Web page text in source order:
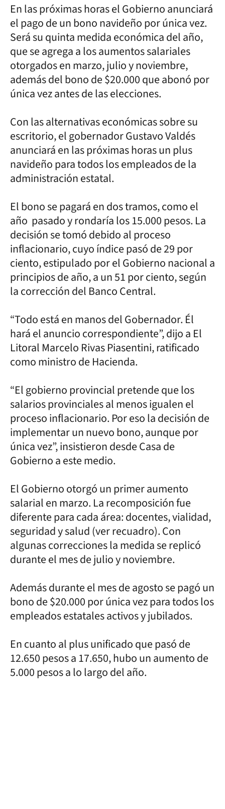
En las próximas horas el Gobierno anunciará
el pago de un bono navideño por única vez.
Será su quinta medida económica del año,
que se agrega a los aumentos salariales
otorgados en marzo, julio y noviembre,
además del bono de $20.000 que abonó por
única vez antes de las elecciones.
Con las alternativas económicas sobre su
escritorio, el gobernador Gustavo Valdés
anunciará en las próximas horas un plus
navideño para todos los empleados de la
administración estatal.
El bono se pagará en dos tramos, como el
año pasado y rondaría los 15.000 pesos. La
decisión se tomó debido al proceso
inflacionario, cuyo índice pasó de 29 por
ciento, estipulado por el Gobierno nacional a
principios de año, a un 51 por ciento, según
la corrección del Banco Central.
“Todo está en manos del Gobernador. Él
hará el anuncio correspondiente”, dijo a El
Litoral Marcelo Rivas Piasentini, ratificado
como ministro de Hacienda.
“El gobierno provincial pretende que los
salarios provinciales al menos igualen el
proceso inflacionario. Por eso la decisión de
implementar un nuevo bono, aunque por
única vez”, insistieron desde Casa de
Gobierno a este medio.
El Gobierno otorgó un primer aumento
salarial en marzo. La recomposición fue
diferente para cada área: docentes, vialidad,
seguridad y salud (ver recuadro). Con
algunas correcciones la medida se replicó
durante el mes de julio y noviembre.
Además durante el mes de agosto se pagó un
bono de $20.000 por única vez para todos los
empleados estatales activos y jubilados.
En cuanto al plus unificado que pasó de
12.650 pesos a 17.650, hubo un aumento de
5.000 pesos a lo largo del año.